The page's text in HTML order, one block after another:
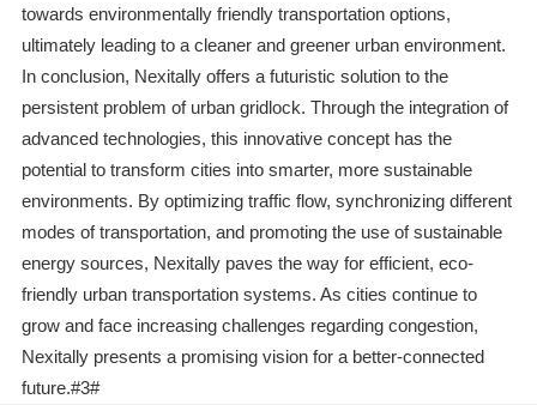
towards environmentally friendly transportation options,
ultimately leading to a cleaner and greener urban environment.
In conclusion, Nexitally offers a futuristic solution to the
persistent problem of urban gridlock. Through the integration of
advanced technologies, this innovative concept has the
potential to transform cities into smarter, more sustainable
environments. By optimizing traffic flow, synchronizing different
modes of transportation, and promoting the use of sustainable
energy sources, Nexitally paves the way for efficient, eco-
friendly urban transportation systems. As cities continue to
grow and face increasing challenges regarding congestion,
Nexitally presents a promising vision for a better-connected
future.#3#